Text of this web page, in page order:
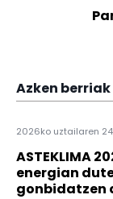
Azken berriak
2026ko uztailaren
ASTEKLIMA
energian
gonbidatzen